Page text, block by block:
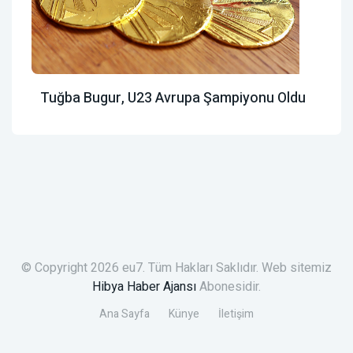
Tuğba Bugur, U23 Avrupa Şampiyonu Oldu
© Copyright 2026 eu7. Tüm Hakları Saklıdır. Web sitemiz
Hibya Haber AjansıAbonesidir.
Ana Sayfa Künye İletişim